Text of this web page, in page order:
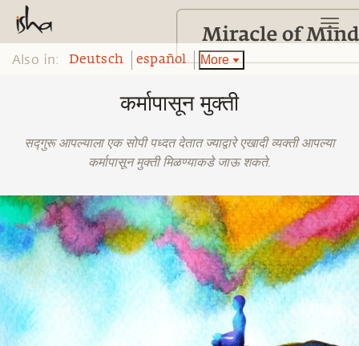
Also in: Deutsch español More
कर्मापासून मुक्ती
सद्गुरू आपल्याला एक सोपी पध्दत देतात ज्याद्वारे एखादी व्यक्ती आपल्या
कर्मापासून मुक्ती मिळण्याकडे जाऊ शकते.